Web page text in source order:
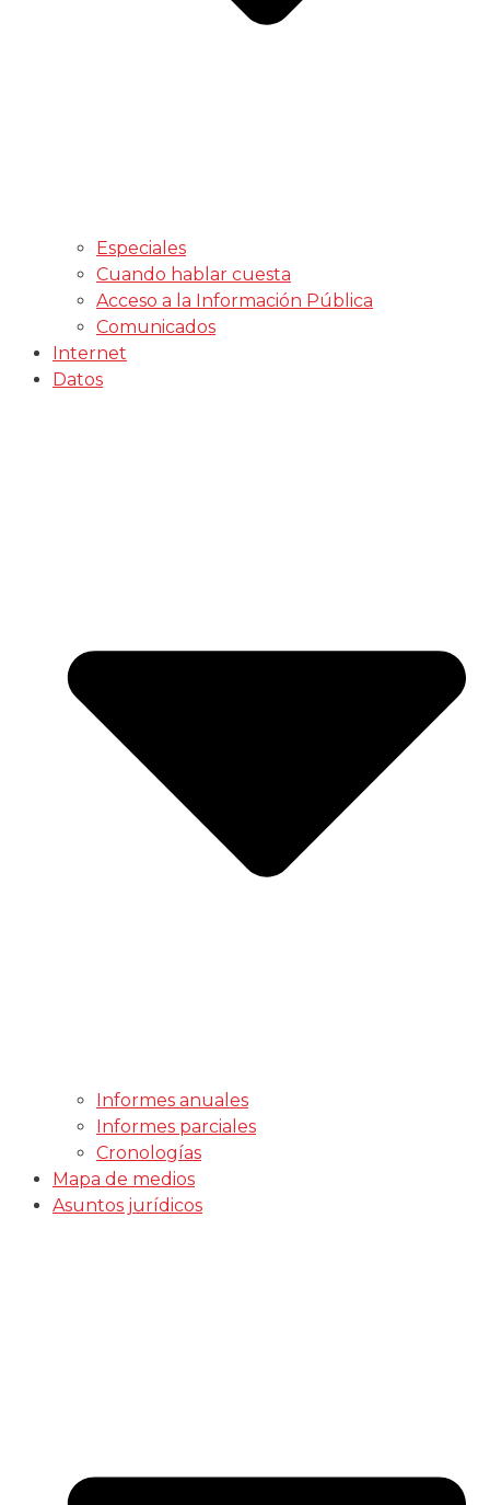
Especiales
Cuando hablar cuesta
Acceso a la Información Pública
Comunicados
Internet
Datos
Informes anuales
Informes parciales
Cronologías
Mapa de medios
Asuntos jurídicos